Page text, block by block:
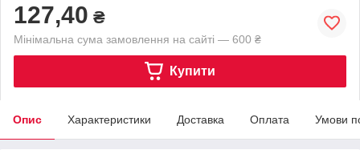
127,40 ₴
Мінімальна сума замовлення на сайті — 600 ₴
Купити
Опис Характеристики Доставка Оплата Умови